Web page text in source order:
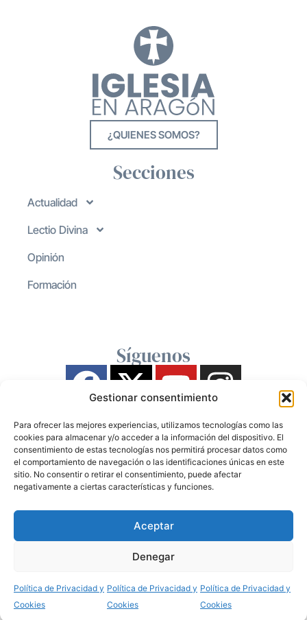
Gestionar consentimiento
Para ofrecer las mejores experiencias, utilizamos tecnologías como las
cookies para almacenar y/o acceder a la información del dispositivo. El
consentimiento de estas tecnologías nos permitirá procesar datos como
el comportamiento de navegación o las identificaciones únicas en este
sitio. No consentir o retirar el consentimiento, puede afectar
negativamente a ciertas características y funciones.
Aceptar
Denegar
Política de Privacidad y
Cookies
Política de Privacidad y
Cookies
Política de Privacidad y
Cookies
¿QUIENES SOMOS?
Secciones
Actualidad
Lectio Divina
Opinión
Formación
Síguenos